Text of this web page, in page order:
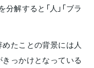
解すると「人」「ブラ
たことの背景には人
っかけとなっている